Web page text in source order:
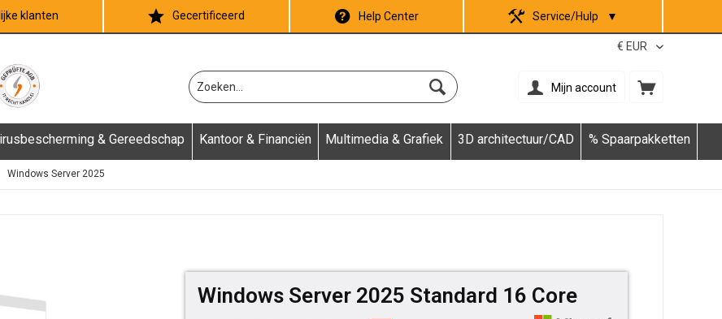
klanten Gecertificeerd Help Center Service/Hulp ▼
Mijn account
& Gereedschap Kantoor & Financiën Multimedia & Grafiek 3D architectuur/CAD % Spaarpakketten
Windows Server 2025
Windows Server 2025 Standard 16 Core